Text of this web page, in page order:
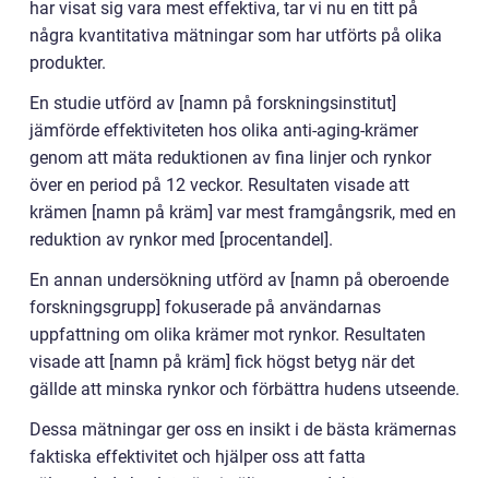
har visat sig vara mest effektiva, tar vi nu en titt på
några kvantitativa mätningar som har utförts på olika
produkter.
En studie utförd av [namn på forskningsinstitut]
jämförde effektiviteten hos olika anti-aging-krämer
genom att mäta reduktionen av fina linjer och rynkor
över en period på 12 veckor. Resultaten visade att
krämen [namn på kräm] var mest framgångsrik, med en
reduktion av rynkor med [procentandel].
En annan undersökning utförd av [namn på oberoende
forskningsgrupp] fokuserade på användarnas
uppfattning om olika krämer mot rynkor. Resultaten
visade att [namn på kräm] fick högst betyg när det
gällde att minska rynkor och förbättra hudens utseende.
Dessa mätningar ger oss en insikt i de bästa krämernas
faktiska effektivitet och hjälper oss att fatta